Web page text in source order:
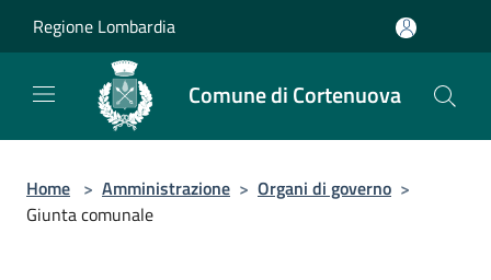
Regione Lombardia
Comune di Cortenuova
Home > Amministrazione > Organi di governo >
Giunta comunale